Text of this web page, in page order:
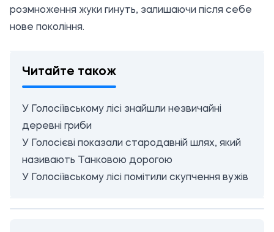
розмноження жуки гинуть, залишаючи після себе
нове покоління.
Читайте також
У Голосіївському лісі знайшли незвичайні
деревні гриби
У Голосієві показали стародавній шлях, який
називають Танковою дорогою
У Голосіївському лісі помітили скупчення вужів